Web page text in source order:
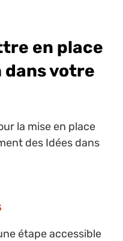
en place
votre
la mise en place
des Idées dans
étape accessible